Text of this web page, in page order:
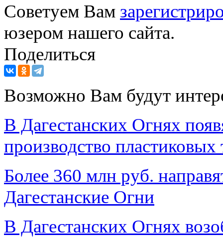
Советуем Вам
юзером нашего сайта.
Поделиться
Возможно Вам будут
В Дагестанских Огнях
производство пластиковых
Более 360 млн руб.
Дагестанские Огни
В Дагестанских Огнях